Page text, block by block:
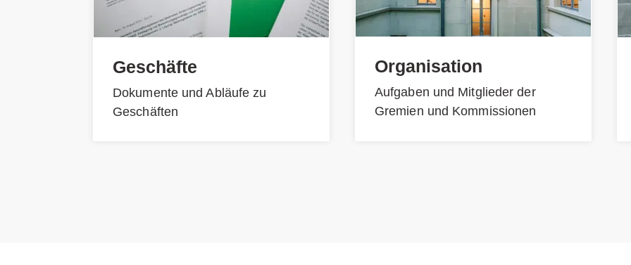
Geschäfte
Dokumente und Abläufe zu
Geschäften
Organisation
Aufgaben und Mitglieder der
Gremien und Kommissionen